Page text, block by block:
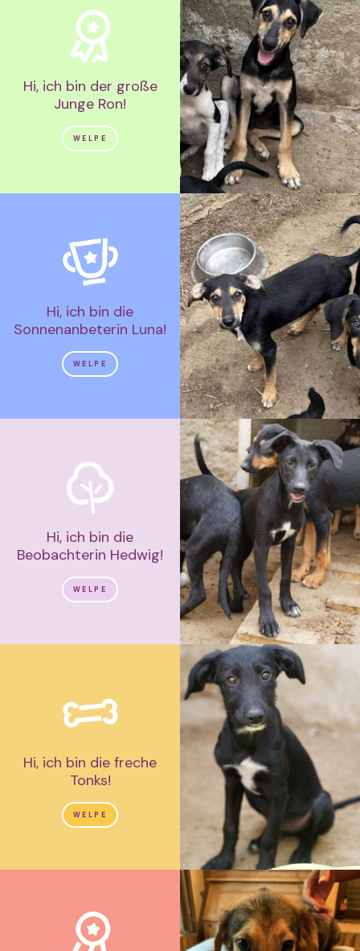
Hi, ich bin der große
Junge Ron!
WELPE
Hi, ich bin die
Sonnenanbeterin Luna!
WELPE
Hi, ich bin die
Beobachterin Hedwig!
WELPE
Hi, ich bin die freche
Tonks!
WELPE